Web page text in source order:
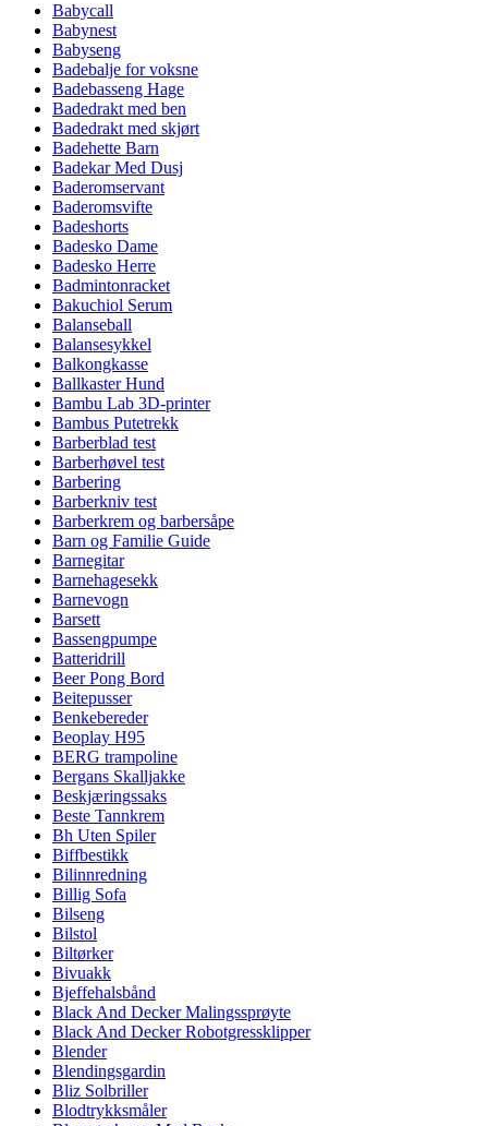
Babycall
Babynest
Babyseng
Badebalje for voksne
Badebasseng Hage
Badedrakt med ben
Badedrakt med skjørt
Badehette Barn
Badekar Med Dusj
Baderomservant
Baderomsvifte
Badeshorts
Badesko Dame
Badesko Herre
Badmintonracket
Bakuchiol Serum
Balanseball
Balansesykkel
Balkongkasse
Ballkaster Hund
Bambu Lab 3D-printer
Bambus Putetrekk
Barberblad test
Barberhøvel test
Barbering
Barberkniv test
Barberkrem og barbersåpe
Barn og Familie Guide
Barnegitar
Barnehagesekk
Barnevogn
Barsett
Bassengpumpe
Batteridrill
Beer Pong Bord
Beitepusser
Benkebereder
Beoplay H95
BERG trampoline
Bergans Skalljakke
Beskjæringssaks
Beste Tannkrem
Bh Uten Spiler
Biffbestikk
Bilinnredning
Billig Sofa
Bilseng
Bilstol
Biltørker
Bivuakk
Bjeffehalsbånd
Black And Decker Malingssprøyte
Black And Decker Robotgressklipper
Blender
Blendingsgardin
Bliz Solbriller
Blodtrykksmåler